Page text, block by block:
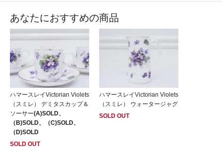
あなたにおすすめの商品
ハマースレイVictorian Violets
（スミレ） デミタスカップ＆
ソーサー(A)SOLD、
（B)SOLD、（C)SOLD、
（D)SOLD
SOLD OUT
ハマースレイVictorian Violets
（スミレ） ウォータージャグ
SOLD OUT